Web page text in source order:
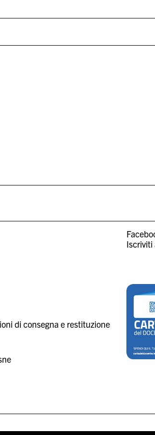
Iscriviti
di consegna e restituzione